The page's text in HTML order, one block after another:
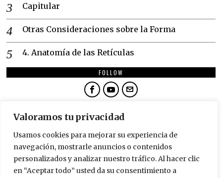
Valoramos tu privacidad
Usamos cookies para mejorar su experiencia de
navegación, mostrarle anuncios o contenidos
personalizados y analizar nuestro tráfico. Al hacer clic
en “Aceptar todo” usted da su consentimiento a
Capitular
Otras Consideraciones sobre la Forma
4. Anatomía de las Retículas
FOLLOW
NEWSLETTER